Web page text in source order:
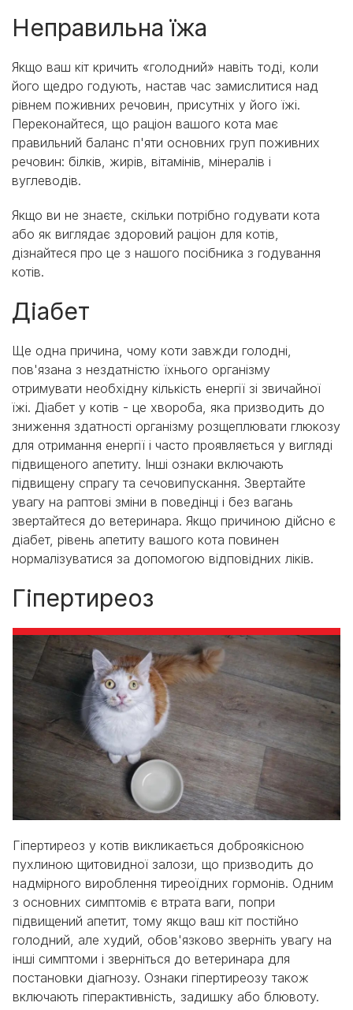
Неправильна їжа
Якщо ваш кіт кричить «голодний» навіть тоді, коли
його щедро годують, настав час замислитися над
рівнем поживних речовин, присутніх у його їжі.
Переконайтеся, що раціон вашого кота має
правильний баланс п'яти основних груп поживних
речовин: білків, жирів, вітамінів, мінералів і
вуглеводів.
Якщо ви не знаєте, скільки потрібно годувати кота
або як виглядає здоровий раціон для котів,
дізнайтеся про це з нашого посібника з годування
котів.
Діабет
Ще одна причина, чому коти завжди голодні,
пов'язана з нездатністю їхнього організму
отримувати необхідну кількість енергії зі звичайної
їжі. Діабет у котів - це хвороба, яка призводить до
зниження здатності організму розщеплювати глюкозу
для отримання енергії і часто проявляється у вигляді
підвищеного апетиту. Інші ознаки включають
підвищену спрагу та сечовипускання. Звертайте
увагу на раптові зміни в поведінці і без вагань
звертайтеся до ветеринара. Якщо причиною дійсно є
діабет, рівень апетиту вашого кота повинен
нормалізуватися за допомогою відповідних ліків.
Гіпертиреоз
Гіпертиреоз у котів викликається доброякісною
пухлиною щитовидної залози, що призводить до
надмірного вироблення тиреоїдних гормонів. Одним
з основних симптомів є втрата ваги, попри
підвищений апетит, тому якщо ваш кіт постійно
голодний, але худий, обов'язково зверніть увагу на
інші симптоми і зверніться до ветеринара для
постановки діагнозу. Ознаки гіпертиреозу також
включають гіперактивність, задишку або блювоту.